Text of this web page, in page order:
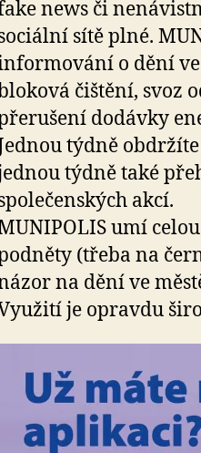
news či
sítě plné.
o dění
čištění, svoz
dodávky
týdně
týdně také
akcí.
umí
(třeba na
na dění ve
je opravdu